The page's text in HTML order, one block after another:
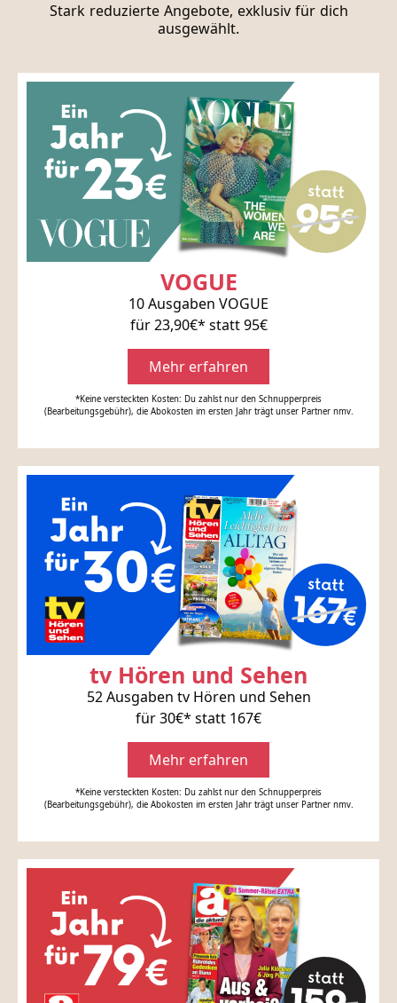
Stark reduzierte Angebote, exklusiv für dich
ausgewählt.
VOGUE
10 Ausgaben VOGUE
für 23,90€* statt 95€
Mehr erfahren
*Keine versteckten Kosten: Du zahlst nur den Schnupperpreis
(Bearbeitungsgebühr), die Abokosten im ersten Jahr trägt unser Partner nmv.
tv Hören und Sehen
52 Ausgaben tv Hören und Sehen
für 30€* statt 167€
Mehr erfahren
*Keine versteckten Kosten: Du zahlst nur den Schnupperpreis
(Bearbeitungsgebühr), die Abokosten im ersten Jahr trägt unser Partner nmv.